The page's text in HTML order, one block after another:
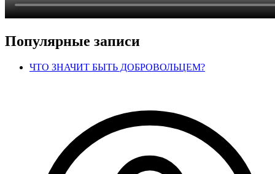
Популярные записи
ЧТО ЗНАЧИТ БЫТЬ ДОБРОВОЛЬЦЕМ?